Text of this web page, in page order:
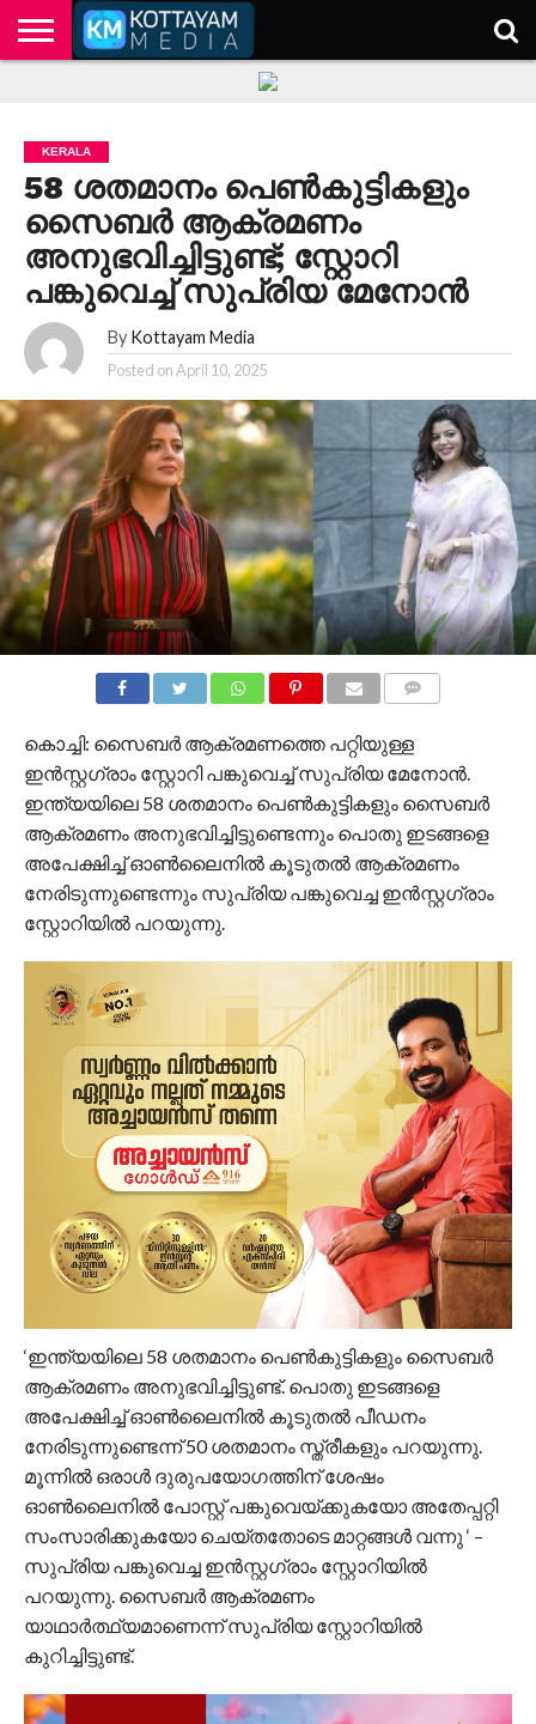
KERALA
58 ശതമാനം പെൺകുട്ടികളും
സൈബർ ആക്രമണം
അനുഭവിച്ചിട്ടുണ്ട്; സ്റ്റോറി
പങ്കുവെച്ച് സുപ്രിയ മേനോൻ
By Kottayam Media
Posted onApril 10, 2025
കൊച്ചി: സൈബർ ആക്രമണത്തെ പറ്റിയുള്ള
ഇൻസ്റ്റഗ്രാം സ്റ്റോറി പങ്കുവെച്ച് സുപ്രിയ മേനോൻ.
ഇന്ത്യയിലെ 58 ശതമാനം പെൺകുട്ടികളും സൈബർ
ആക്രമണം അനുഭവിച്ചിട്ടുണ്ടെന്നും പൊതു ഇടങ്ങളെ
അപേക്ഷിച്ച് ഓൺലൈനിൽ കൂടുതൽ ആക്രമണം
നേരിടുന്നുണ്ടെന്നും സുപ്രിയ പങ്കുവെച്ച ഇൻസ്റ്റഗ്രാം
സ്റ്റോറിയിൽ പറയുന്നു.
‘ഇന്ത്യയിലെ 58 ശതമാനം പെൺകുട്ടികളും സൈബർ
ആക്രമണം അനുഭവിച്ചിട്ടുണ്ട്. പൊതു ഇടങ്ങളെ
അപേക്ഷിച്ച് ഓൺലൈനിൽ കൂടുതൽ പീഡനം
നേരിടുന്നുണ്ടെന്ന് 50 ശതമാനം സ്ത്രീകളും പറയുന്നു.
മൂന്നിൽ ഒരാൾ ദുരുപയോഗത്തിന് ശേഷം
ഓൺലൈനിൽ പോസ്റ്റ് പങ്കുവെയ്ക്കുകയോ അതേപ്പറ്റി
സംസാരിക്കുകയോ ചെയ്തതോടെ മാറ്റങ്ങൾ വന്നു ‘ –
സുപ്രിയ പങ്കുവെച്ച ഇൻസ്റ്റഗ്രാം സ്റ്റോറിയിൽ
പറയുന്നു. സൈബർ ആക്രമണം
യാഥാർത്ഥ്യമാണെന്ന് സുപ്രിയ സ്റ്റോറിയിൽ
കുറിച്ചിട്ടുണ്ട്.